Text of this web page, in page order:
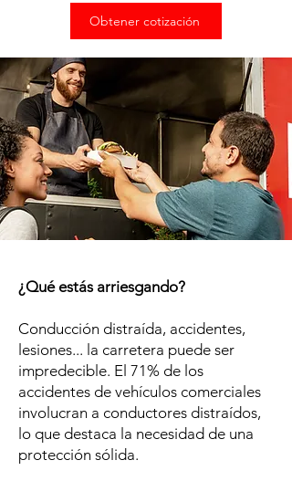
Obtener cotización
¿Qué estás arriesgando?
Conducción distraída, accidentes,
lesiones... la carretera puede ser
impredecible. El 71% de los
accidentes de vehículos comerciales
involucran a conductores distraídos,
lo que destaca la necesidad de una
protección sólida.